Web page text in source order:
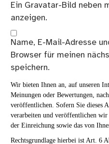
Ein Gravatar-Bild neben
anzeigen.
Name, E-Mail-Adresse
Browser für meinen
speichern.
Wir bieten Ihnen an, auf unseren
Meinungen oder Bewertungen,
veröffentlichen. Sofern Sie dieses
verarbeiten und veröffentlichen
der Einreichung sowie das von
Rechtsgrundlage hierbei ist Art. 6